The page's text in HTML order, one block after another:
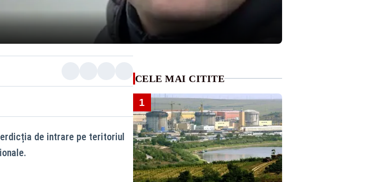
de intrare pe teritoriul
CELE MAI CITITE
1